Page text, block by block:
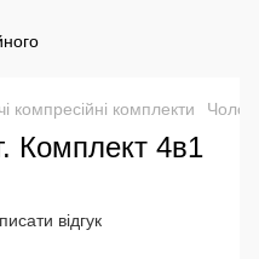
компресійні комплекти
Комплект 4в1
відгук